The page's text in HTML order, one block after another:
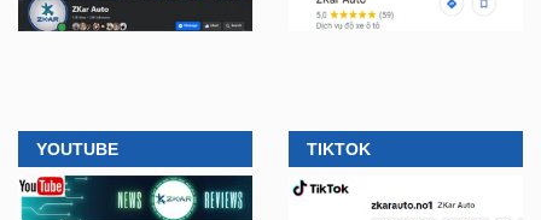
YOUTUBE TIKTOK